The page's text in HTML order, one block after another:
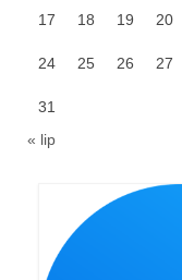
Galerie 2023
17 18 19 20
24 25 26 27
31
« lip